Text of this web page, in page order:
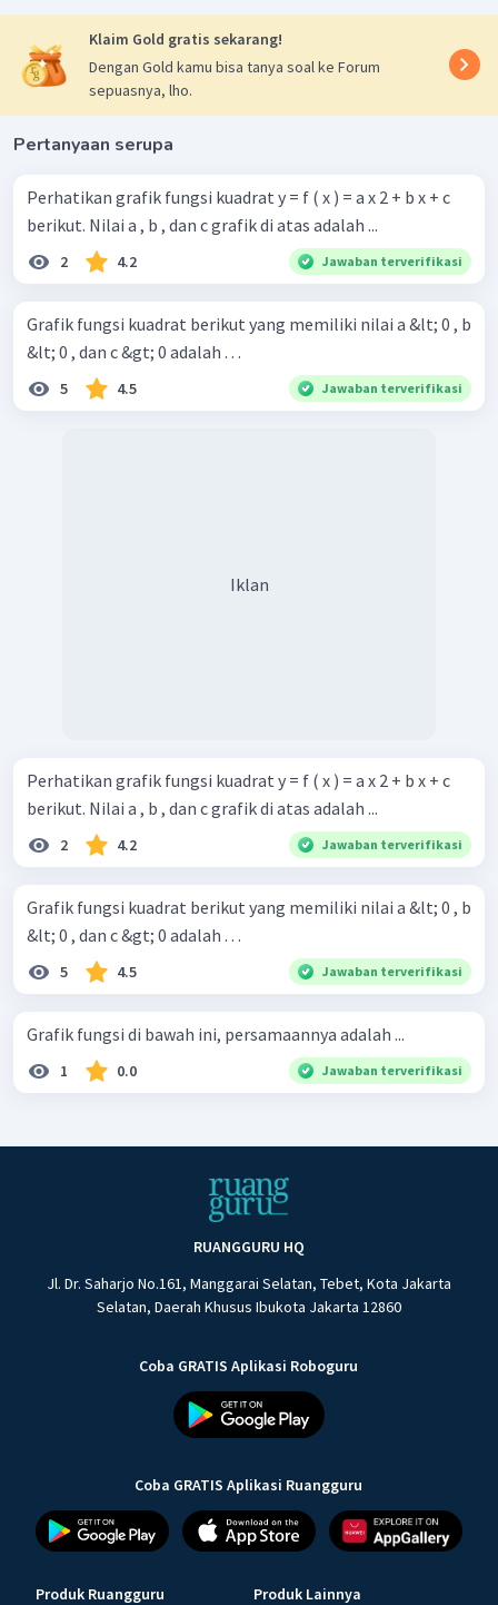
Klaim Gold gratis sekarang!
Dengan Gold kamu bisa tanya soal ke Forum
sepuasnya, lho.
Pertanyaan serupa
Perhatikan grafik fungsi kuadrat y = f ( x ) = a x 2 + b x + c
berikut. Nilai a , b , dan c grafik di atas adalah ...
2 4.2 Jawaban terverifikasi
Grafik fungsi kuadrat berikut yang memiliki nilai a &lt; 0 , b
&lt; 0 , dan c &gt; 0 adalah . . .
5 4.5 Jawaban terverifikasi
Iklan
Perhatikan grafik fungsi kuadrat y = f ( x ) = a x 2 + b x + c
berikut. Nilai a , b , dan c grafik di atas adalah ...
2 4.2 Jawaban terverifikasi
Grafik fungsi kuadrat berikut yang memiliki nilai a &lt; 0 , b
&lt; 0 , dan c &gt; 0 adalah . . .
5 4.5 Jawaban terverifikasi
Grafik fungsi di bawah ini, persamaannya adalah ...
1 0.0 Jawaban terverifikasi
RUANGGURU HQ
Jl. Dr. Saharjo No.161, Manggarai Selatan, Tebet, Kota Jakarta
Selatan, Daerah Khusus Ibukota Jakarta 12860
Coba GRATIS Aplikasi Roboguru
Coba GRATIS Aplikasi Ruangguru
Produk Ruangguru Produk Lainnya